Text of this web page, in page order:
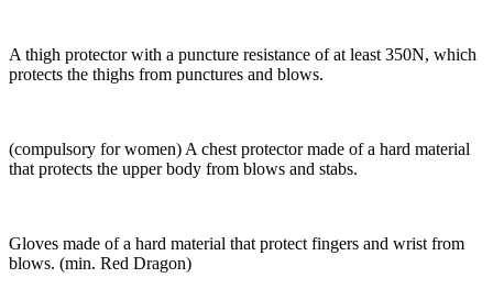
A thigh protector with a puncture resistance of at least 350N, which
protects the thighs from punctures and blows.
(compulsory for women) A chest protector made of a hard material
that protects the upper body from blows and stabs.
Gloves made of a hard material that protect fingers and wrist from
blows. (min. Red Dragon)